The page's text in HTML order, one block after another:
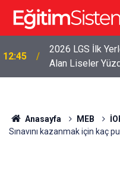
12:45
2026 LGS İlk
Alan Liseler
Anasayfa MEB
Sınavını kazanmak için kaç